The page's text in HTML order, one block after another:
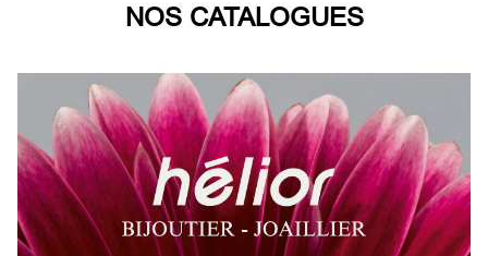
NOS CATALOGUES